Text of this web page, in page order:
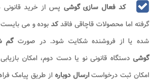
کد فعال سازی گوشی پس از خرید قانونی
گرفته اما محصولات قاچاقی فاقدکد بوده و می
شده یا از فروشنده شکایت شود. در صورتگم
گوشی دستگاه قانونی نو یا دست دوم، امکان
امکان ثبت درخواستارسال دوبارهاز طریق پیامک